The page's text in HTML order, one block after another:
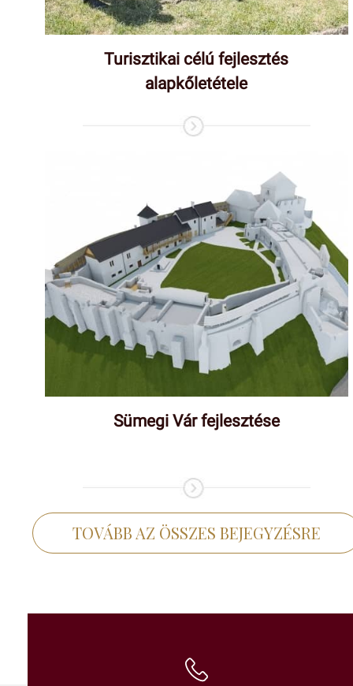
Turisztikai célú fejlesztés
alapkőletétele
Sümegi Vár fejlesztése
TOVÁBB AZ ÖSSZES BEJEGYZÉSRE